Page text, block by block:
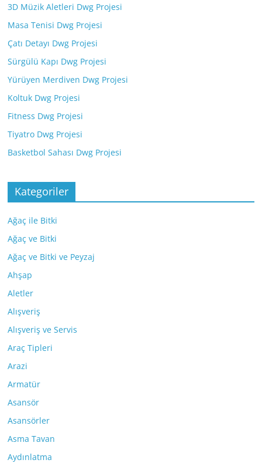
3D Müzik Aletleri Dwg Projesi
Masa Tenisi Dwg Projesi
Çatı Detayı Dwg Projesi
Sürgülü Kapı Dwg Projesi
Yürüyen Merdiven Dwg Projesi
Koltuk Dwg Projesi
Fitness Dwg Projesi
Tiyatro Dwg Projesi
Basketbol Sahası Dwg Projesi
Kategoriler
Ağaç ile Bitki
Ağaç ve Bitki
Ağaç ve Bitki ve Peyzaj
Ahşap
Aletler
Alışveriş
Alışveriş ve Servis
Araç Tipleri
Arazi
Armatür
Asansör
Asansörler
Asma Tavan
Aydınlatma